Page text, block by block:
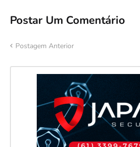
Postar Um Comentário
Postagem Anterior